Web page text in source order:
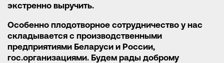
экстренно выручить.
Особенно плодотворное сотрудничество у нас
складывается с производственными
предприятиями Беларуси и России,
гос.организациями. Будем рады доброму